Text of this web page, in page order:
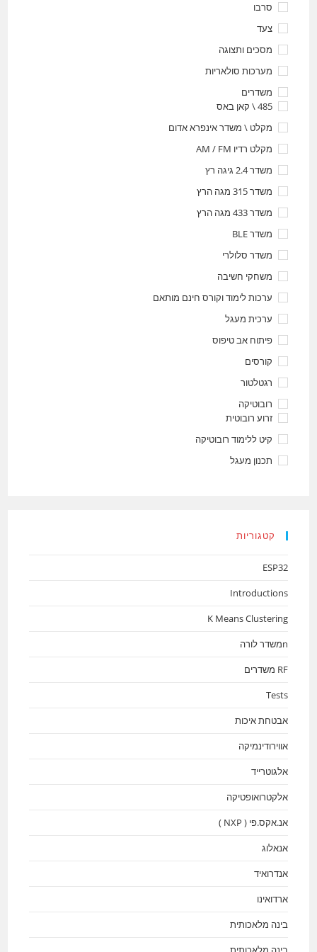
סרבו
צעד
מסכים ותצוגה
מערכות סולאריות
משדרים
485 \ קאן באס
מקלט \ משדר אינפרא אדום
מקלט רדיו AM / FM
משדר 2.4 גיגה רץ
משדר 315 מגה הרץ
משדר 433 מגה הרץ
משדר BLE
משדר סלולרי
משחקי חשיבה
ערכות לימוד וקורס חינם מותאם
ערכית מעגל
פיתוח אב טיפוס
קורסים
רגטלטור
רובוטיקה
זרוע רובוטית
קיט ללימוד רובוטיקה
תכנון מעגל
קטגוריות
ESP32
Introductions
K Means Clustering
nמשדר לורה
RF משדרים
Tests
אבטחת איכות
אווירודינמיקה
אלגוטרייד
אלקטרואופטיקה
אנ.אקס.פי ( NXP )
אנאלוג
אנדרואיד
ארדואינו
בינה מלאכותית